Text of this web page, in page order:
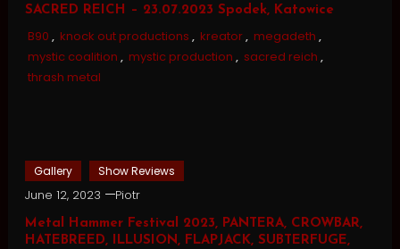
SACRED REICH – 23.07.2023 Spodek, Katowice
B90 , knock out productions , kreator, megadeth ,
mystic coalition , mystic production , sacred reich ,
thrash metal
Gallery Show Reviews
June 12, 2023 Piotr
Metal Hammer Festival 2023, PANTERA, CROWBAR,
HATEBREED, ILLUSION, FLAPJACK, SUBTERFUGE,